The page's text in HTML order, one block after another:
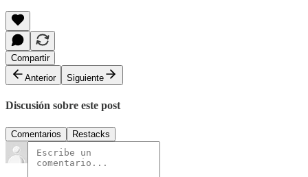
Compartir
Anterior
Siguiente
Discusión sobre este post
Comentarios Restacks